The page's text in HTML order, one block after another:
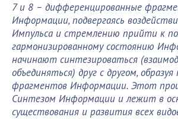
7 и 8 – дифференцированные
Информации, подвергаясь
Импульса и стремлению прийти к
гармонизированному состоянию
начинают синтезироваться
объединяться) друг с другом,
фрагментов Информации. Этот
Синтезом Информации и лежит в
существования и развития всех